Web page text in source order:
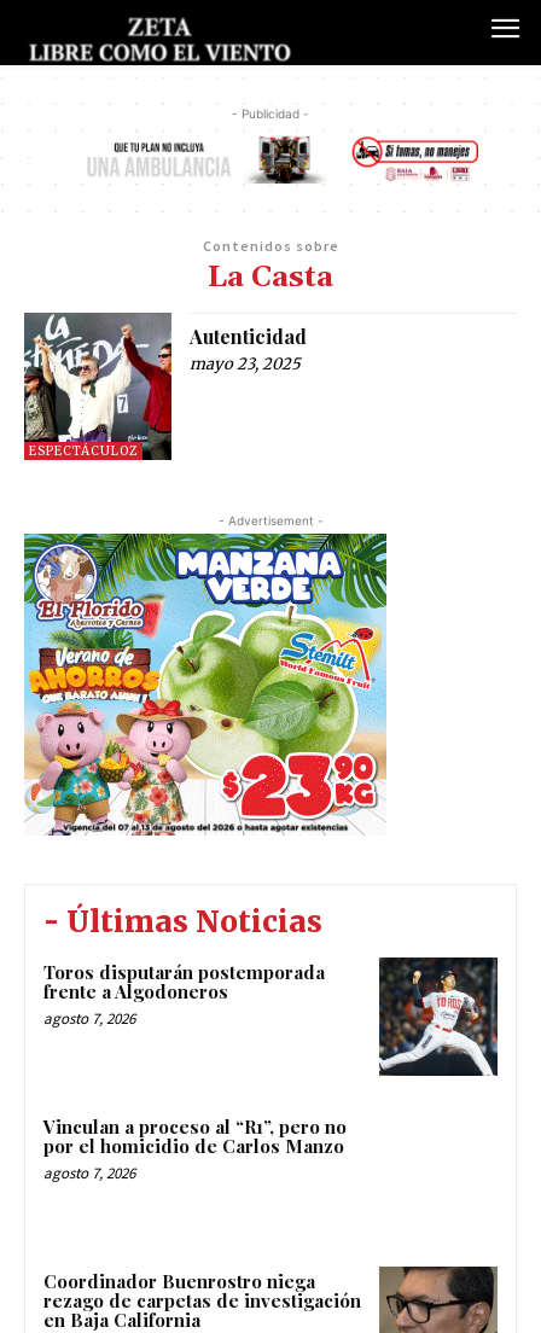
- Publicidad -
Contenidos sobre
La Casta
ESPECTÁCULOZ
Autenticidad
mayo 23, 2025
- Advertisement -
- Últimas Noticias
Toros disputarán postemporada
frente a Algodoneros
agosto 7, 2026
Vinculan a proceso al “R1”, pero no
por el homicidio de Carlos Manzo
agosto 7, 2026
Coordinador Buenrostro niega
rezago de carpetas de investigación
en Baja California